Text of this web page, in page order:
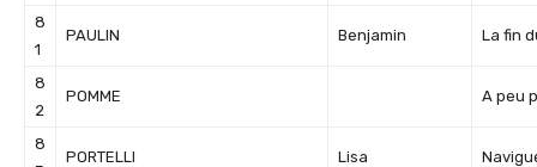
8
1
PAULIN Benjamin La fin
8
2
POMME A peu
8
PORTELLI Lisa